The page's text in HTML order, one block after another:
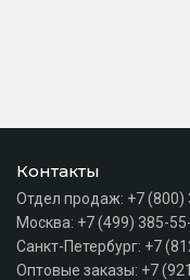
Контакты
Отдел продаж: +7 (800)
Москва: +7 (499) 385-
Санкт-Петербург: +7
Оптовые заказы: +7